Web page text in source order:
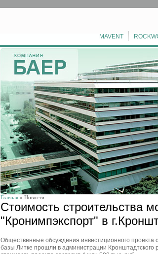
MAVENT
Главная » Новости
Стоимость строительства
"Кронимпэкспорт" в
Общественные обсуждения инвестиционного проекта
базы Литке прошли в администрации